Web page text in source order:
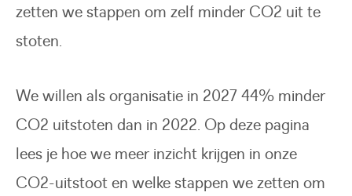
zetten we stappen om zelf minder CO2 uit te
stoten.
We willen als organisatie in 2027 44% minder
CO2 uitstoten dan in 2022. Op deze pagina
lees je hoe we meer inzicht krijgen in onze
CO2-uitstoot en welke stappen we zetten om